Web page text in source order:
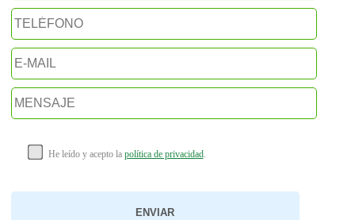
He leído y acepto la política de privacidad.